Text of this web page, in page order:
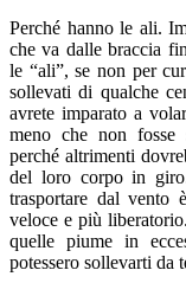
Perché hanno le ali.
che va dalle braccia
le “ali”, se non per
sollevati di qualche
avrete imparato a
meno che non fosse
perché altrimenti
del loro corpo in
trasportare dal vento
veloce e più
quelle piume in
potessero sollevarti da